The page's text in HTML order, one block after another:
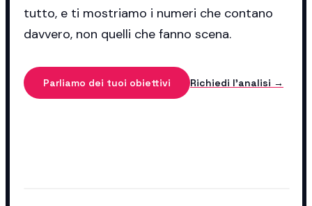
tutto, e ti mostriamo i numeri che contano
davvero, non quelli che fanno scena.
Parliamo dei tuoi obiettivi Richiedi l'analisi →